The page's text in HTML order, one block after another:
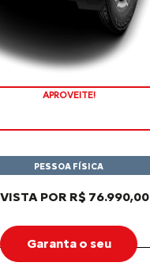
APROVEITE!
POR R$ 76.990,00
PESSOA FÍSICA
Garanta o seu